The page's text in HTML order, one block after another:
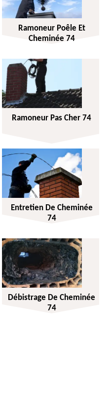
Ramoneur Poêle Et
Cheminée 74
Ramoneur Pas Cher 74
Entretien De Cheminée
74
Débistrage De Cheminée
74